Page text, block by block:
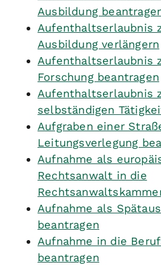
Ausbildung
Aufenthaltserlaubnis
Ausbildung verlängern
Aufenthaltserlaubnis
Forschung beantragen
Aufenthaltserlaubnis
selbständigen
Aufgraben einer
Leitungsverlegung
Aufnahme als
Rechtsanwalt in die
Aufnahme als
beantragen
Aufnahme in die
beantragen